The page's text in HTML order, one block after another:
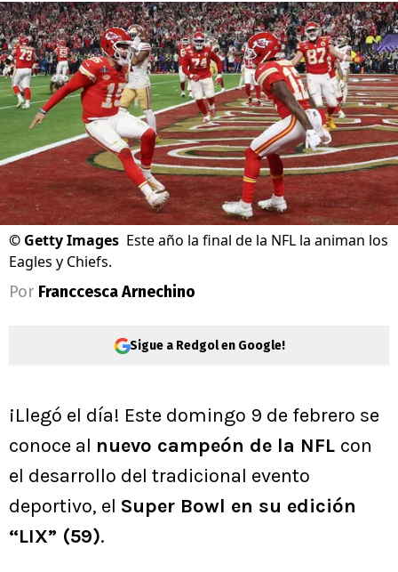
© Getty Images Este año la final de la NFL la animan los
Eagles y Chiefs.
Por Franccesca Arnechino
Sigue a Redgol en Google!
¡Llegó el día! Este domingo 9 de febrero se
conoce al nuevo campeón de la NFL con
el desarrollo del tradicional evento
deportivo, el Super Bowl en su edición
“LIX” (59).